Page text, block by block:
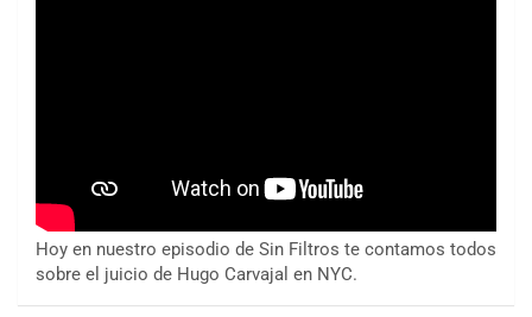
Hoy en nuestro episodio de Sin Filtros te contamos todos
sobre el juicio de Hugo Carvajal en NYC.